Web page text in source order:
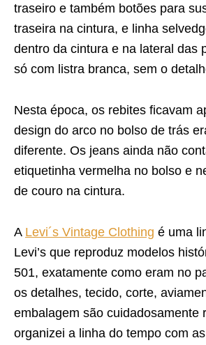
traseiro e também botões para
traseira na cintura, e linha
dentro da cintura e na lateral das
só com listra branca, sem o
Nesta época, os rebites ficavam
design do arco no bolso de trás
diferente. Os jeans ainda não
etiquetinha vermelha no bolso e
de couro na cintura.
A Levi´s Vintage Clothing é uma
Levi’s que reproduz modelos
501, exatamente como eram no
os detalhes, tecido, corte,
embalagem são cuidadosamente
organizei a linha do tempo com